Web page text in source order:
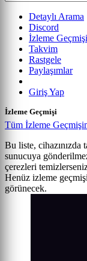
Detaylı Arama
Discord
İzleme Geçmişi
Takvim
Rastgele
Paylaşımlar
Giriş Yap
İzleme Geçmişi
Tüm İzleme
Bu liste, cihazınızda
sunucuya
çerezleri temizlerseniz
Henüz izleme
görünecek.